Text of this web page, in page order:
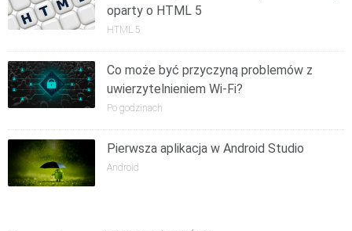
oparty o HTML 5
HTML 5
Co może być przyczyną problemów z
uwierzytelnieniem Wi-Fi?
Po godzinach
Pierwsza aplikacja w Android Studio
Android